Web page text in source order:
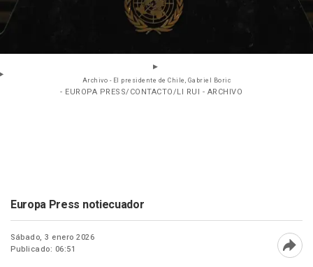
Archivo - El presidente de Chile, Gabriel Boric
- EUROPA PRESS/CONTACTO/LI RUI - ARCHIVO
Europa Press notiecuador
Sábado, 3 enero 2026
Publicado: 06:51